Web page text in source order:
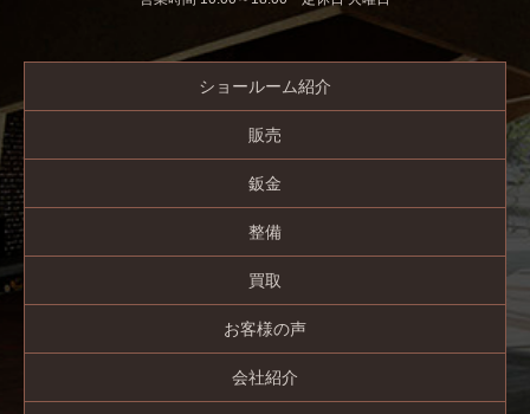
ショールーム紹介
販売
鈑金
整備
買取
お客様の声
会社紹介